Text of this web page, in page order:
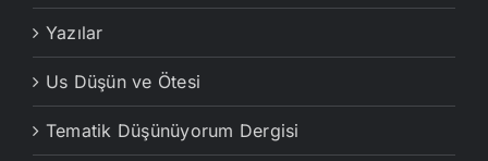
Yazılar
Us Düşün ve Ötesi
Tematik Düşünüyorum Dergisi